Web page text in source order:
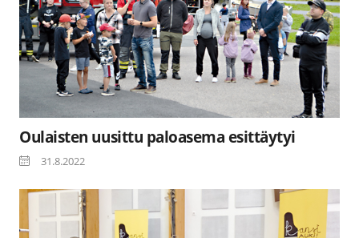
Oulaisten uusittu paloasema esittäytyi
31.8.2022